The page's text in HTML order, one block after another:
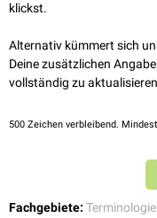
klickst.
Alternativ kümmert sich
Deine zusätzlichen
vollständig zu
500 Zeichen verbleibend.
Fachgebiete: Terminologie